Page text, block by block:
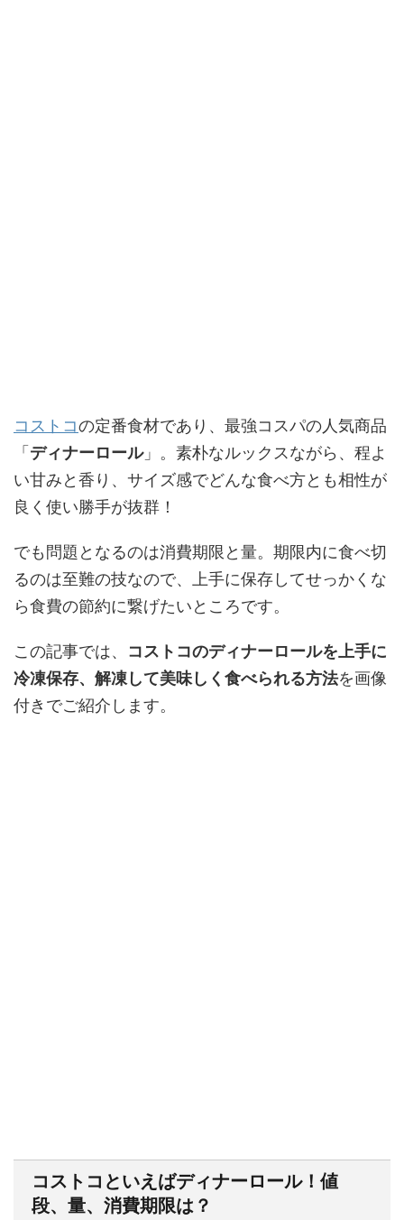
コストコの定番食材であり、最強コスパの人気商品
「ディナーロール」。素朴なルックスながら、程よ
い甘みと香り、サイズ感でどんな食べ方とも相性が
良く使い勝手が抜群！
でも問題となるのは消費期限と量。期限内に食べ切
るのは至難の技なので、上手に保存してせっかくな
ら食費の節約に繋げたいところです。
この記事では、 コストコのディナーロールを上手に
冷凍保存、解凍して美味しく食べられる方法を画像
付きでご紹介します。
コストコといえばディナーロール！値
段、量、消費期限は？